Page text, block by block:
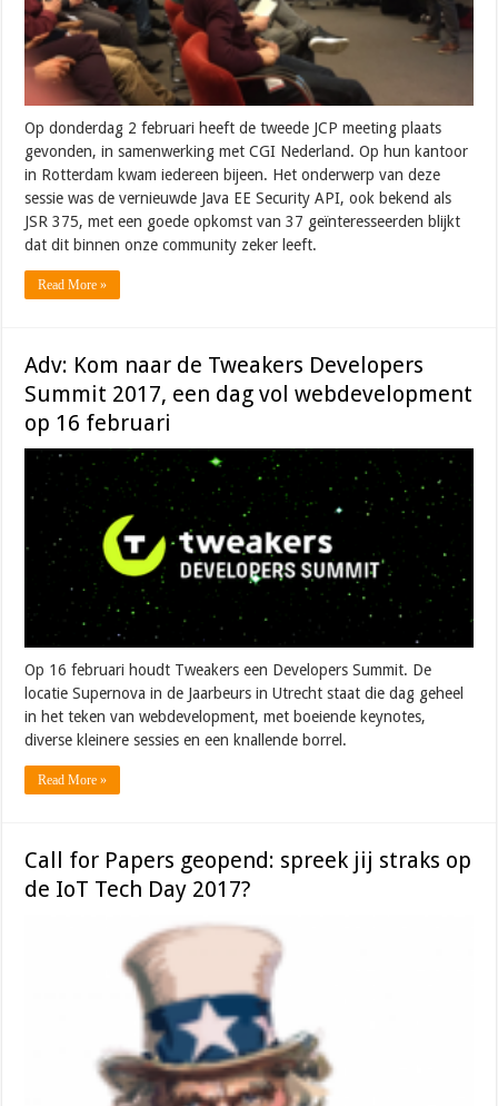
Op donderdag 2 februari heeft de tweede JCP meeting plaats
gevonden, in samenwerking met CGI Nederland. Op hun kantoor
in Rotterdam kwam iedereen bijeen. Het onderwerp van deze
sessie was de vernieuwde Java EE Security API, ook bekend als
JSR 375, met een goede opkomst van 37 geïnteresseerden blijkt
dat dit binnen onze community zeker leeft.
Read More »
Adv: Kom naar de Tweakers Developers
Summit 2017, een dag vol webdevelopment
op 16 februari
Op 16 februari houdt Tweakers een Developers Summit. De
locatie Supernova in de Jaarbeurs in Utrecht staat die dag geheel
in het teken van webdevelopment, met boeiende keynotes,
diverse kleinere sessies en een knallende borrel.
Read More »
Call for Papers geopend: spreek jij straks op
de IoT Tech Day 2017?